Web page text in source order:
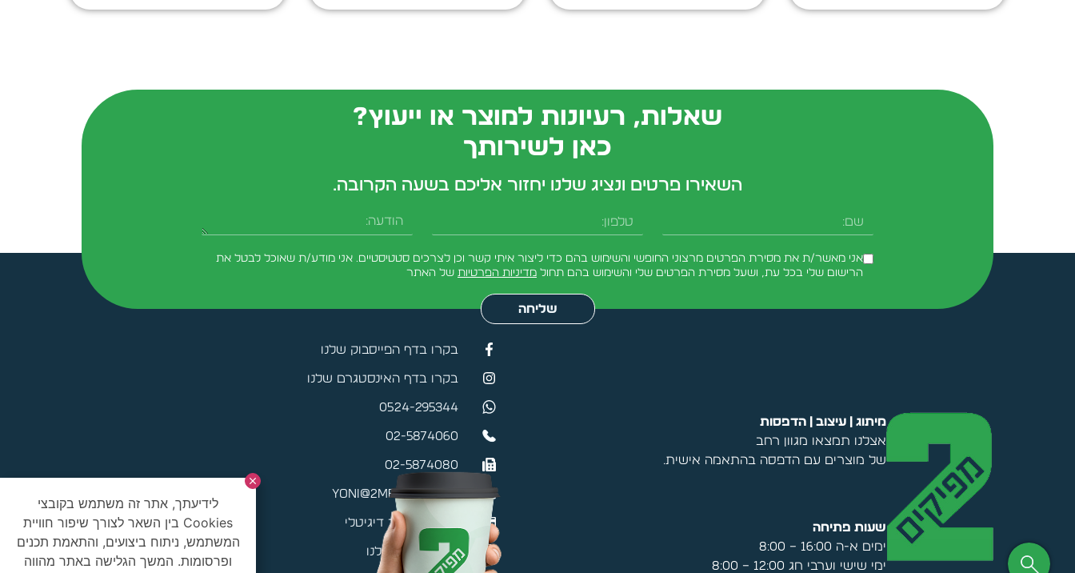
שאלות, רעיונות למוצר או ייעוץ?
כאן לשירותך
השאירו פרטים ונציג שלנו יחזור אליכם בשעה הקרובה.
אני מאשר/ת את מסירת הפרטים מרצוני החופשי והשימוש בהם כדי ליצור איתי קשר וכן לצרכים סטטיסטיים. אני מודע/ת שאוכל לבטל את
הרישום שלי בכל עת, ושעל מסירת הפרטים שלי והשימוש בהם תחול מדיניות הפרטיות של האתר
שליחה
מיתוג | עיצוב | הדפסות
אצלנו תמצאו מגוון רחב
של מוצרים עם הדפסה בהתאמה אישית.
שעות פתיחה
ימים א-ה 16:00 – 8:00
ימי שישי וערבי חג 12:00 – 8:00
בקרו בדף הפייסבוק שלנו
בקרו בדף האינסטגרם שלנו
0524-295344
02-5874060
02-5874080
yoni@2mefikim.co.il
כרטיס ביקור דיגיטלי
האפליקציה שלנו
לידיעתך, אתר זה משתמש בקובצי
Cookies בין השאר לצורך שיפור חוויית
המשתמש, ניתוח ביצועים, והתאמת תכנים
ופרסומות. המשך הגלישה באתר מהווה